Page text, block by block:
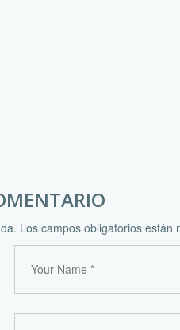
Los campos obligatorios están